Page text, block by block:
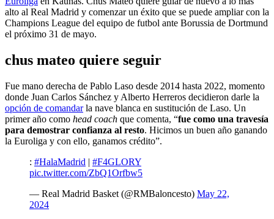
alto al Real Madrid y comenzar un éxito que se puede ampliar con la
Champions League del equipo de futbol ante Borussia de Dortmund
el próximo 31 de mayo.
chus mateo quiere seguir
Fue mano derecha de Pablo Laso desde 2014 hasta 2022, momento
donde Juan Carlos Sánchez y Alberto Herreros decidieron darle la
opción de comandarla nave blanca en sustitución de Laso. Un
primer año como head coach que comenta, “fue como una travesía
para demostrar confianza al resto. Hicimos un buen año ganando
la Euroliga y con ello, ganamos crédito”.
: #HalaMadrid | #F4GLORY
pic.twitter.com/ZbQ1Orfbw5
— Real Madrid Basket (@RMBaloncesto) May 22,
2024